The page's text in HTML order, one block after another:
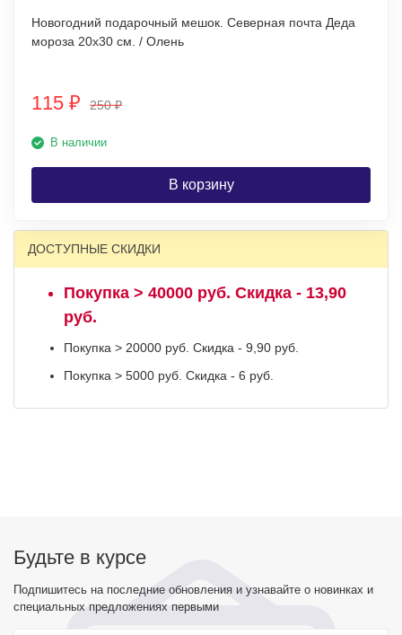
Новогодний подарочный мешок. Северная почта Деда
мороза 20х30 см. / Олень
115 ₽ 250₽
В наличии
В корзину
ДОСТУПНЫЕ СКИДКИ
Покупка > 40000 руб. Скидка - 13,90
руб.
Покупка > 20000 руб. Скидка - 9,90 руб.
Покупка > 5000 руб. Скидка - 6 руб.
Будьте в курсе
Подпишитесь на последние обновления и узнавайте о новинках и
специальных предложениях первыми